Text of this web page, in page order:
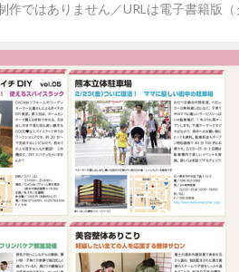
作ではありません／URLは電子書籍版（